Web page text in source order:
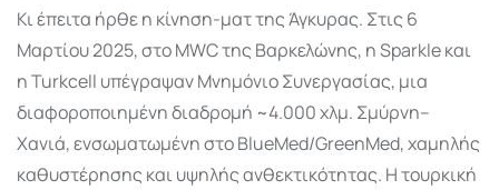
Κι έπειτα ήρθε η κίνηση-ματ της Άγκυρας. Στις 6
Μαρτίου 2025, στο MWC της Βαρκελώνης, η Sparkle και
η Turkcell υπέγραψαν Μνημόνιο Συνεργασίας, μια
διαφοροποιημένη διαδρομή ~4.000 χλμ. Σμύρνη–
Χανιά, ενσωματωμένη στο BlueMed/GreenMed, χαμηλής
καθυστέρησης και υψηλής ανθεκτικότητας. Η τουρκική